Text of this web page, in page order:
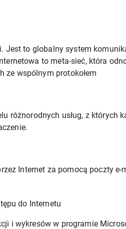
Jest to globalny system
to meta-sieć, która
ze wspólnym protokołem
różnorodnych usług, z których
Internet za pomocą poczty e-
do Internetu
i wykresów w programie